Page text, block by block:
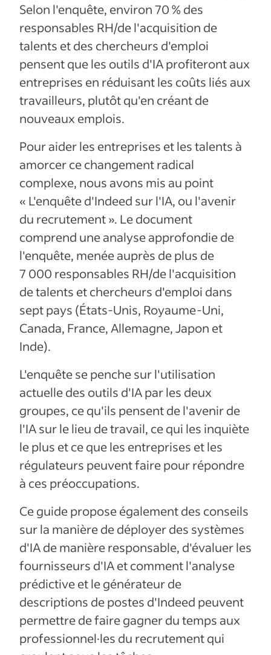
Selon l'enquête, environ 70 % des
responsables RH/de l'acquisition de
talents et des chercheurs d'emploi
pensent que les outils d'IA profiteront aux
entreprises en réduisant les coûts liés aux
travailleurs, plutôt qu'en créant de
nouveaux emplois.
Pour aider les entreprises et les talents à
amorcer ce changement radical
complexe, nous avons mis au point
« L'enquête d'Indeed sur l'IA, ou l'avenir
du recrutement ». Le document
comprend une analyse approfondie de
l'enquête, menée auprès de plus de
7 000 responsables RH/de l'acquisition
de talents et chercheurs d'emploi dans
sept pays (États-Unis, Royaume-Uni,
Canada, France, Allemagne, Japon et
Inde).
L'enquête se penche sur l'utilisation
actuelle des outils d'IA par les deux
groupes, ce qu'ils pensent de l'avenir de
l'IA sur le lieu de travail, ce qui les inquiète
le plus et ce que les entreprises et les
régulateurs peuvent faire pour répondre
à ces préoccupations.
Ce guide propose également des conseils
sur la manière de déployer des systèmes
d'IA de manière responsable, d'évaluer les
fournisseurs d'IA et comment l'analyse
prédictive et le générateur de
descriptions de postes d'Indeed peuvent
permettre de faire gagner du temps aux
professionnel·les du recrutement qui